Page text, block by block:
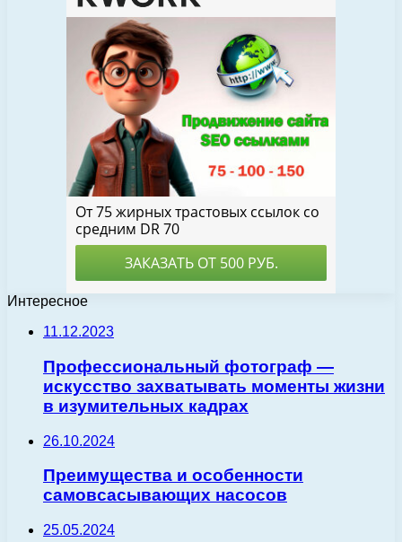
Интересное
11.12.2023
Профессиональный фотограф —
искусство захватывать моменты жизни
в изумительных кадрах
26.10.2024
Преимущества и особенности
самовсасывающих насосов
25.05.2024